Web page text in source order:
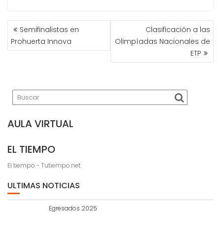
NAVEGACIÓN
DE
ENTRADAS
Semifinalistas en
Prohuerta Innova
Clasificación a las
Olimpíadas Nacionales de
ETP
AULA VIRTUAL
EL TIEMPO
El tiempo - Tutiempo.net
ULTIMAS NOTICIAS
Egresados 2025